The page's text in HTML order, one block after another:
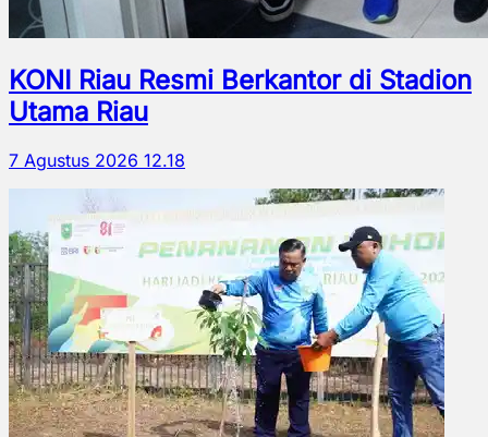
KONI Riau Resmi Berkantor di Stadion
Utama Riau
7 Agustus 2026 12.18